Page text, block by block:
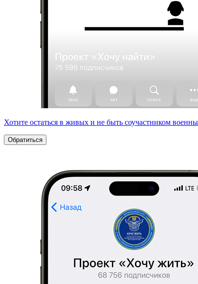
Хотите остаться в живых и не быть соучастником
Обратиться